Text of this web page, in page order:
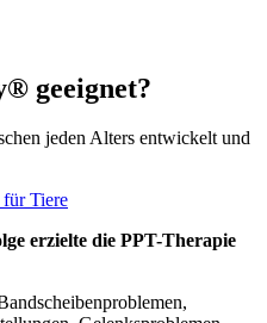
geeignet?
jeden Alters entwickelt und
Tiere
erzielte die PPT-Therapie